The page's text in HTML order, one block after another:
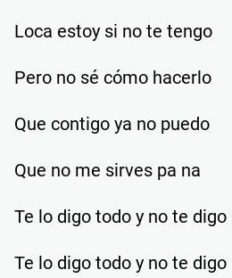
Loca estoy si no te tengo
Pero no sé cómo hacerlo
Que contigo ya no puedo
Que no me sirves pa na
Te lo digo todo y no te digo
Te lo digo todo y no te digo